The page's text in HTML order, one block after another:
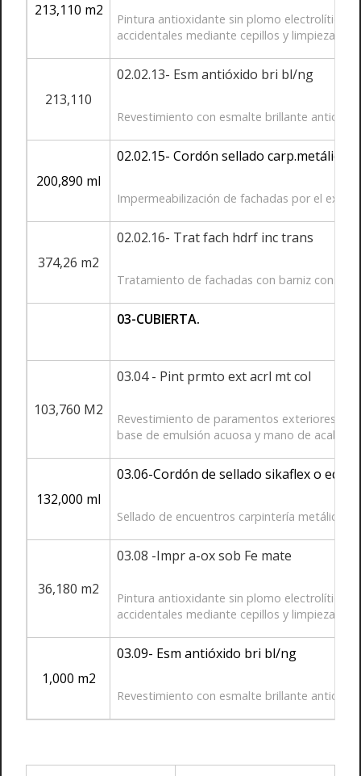
213,110 m2
Pintura antioxidante sin plomo electrolítico,
accidentales mediante cepillos y limpieza de
213,110
02.02.13- Esm antióxido bri bl/ng
Revestimiento con esmalte brillante
200,890 ml
02.02.15- Cordón sellado carp.metálica-
Impermeabilización de fachadas por el
374,26 m2
02.02.16- Trat fach hdrf inc trans
Tratamiento de fachadas con barniz
03-CUBIERTA.
103,760 M2
03.04 - Pint prmto ext acrl mt col
Revestimiento de paramentos exteriores
base de emulsión acuosa y mano de
132,000 ml
03.06-Cordón de sellado sikaflex o
Sellado de encuentros carpintería metálica
36,180 m2
03.08 -Impr a-ox sob Fe mate
Pintura antioxidante sin plomo electrolítico,
accidentales mediante cepillos y limpieza de
1,000 m2
03.09- Esm antióxido bri bl/ng
Revestimiento con esmalte brillante